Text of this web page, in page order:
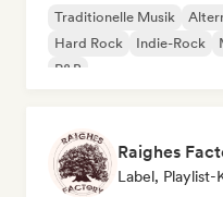
Traditionelle Musik
Hard Rock
Indie-Rock
R&B
Raighes
Label, Playlist-